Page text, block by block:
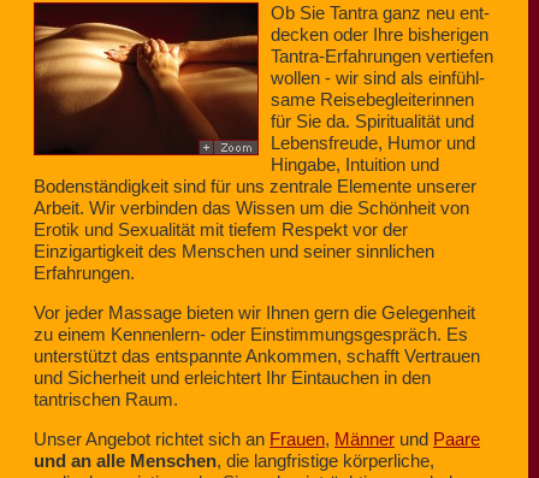
Ob Sie Tantra ganz neu ent­
decken oder Ihre bisherigen
Tantra-Erfahrungen vertiefen
wollen - wir sind als einfühl­
same Reise­be­glei­ter­innen
für Sie da. Spiritualität und
Lebensfreude, Humor und
Hingabe, Intuition und
Bodenständigkeit sind für uns zentrale Elemente unserer
Arbeit. Wir verbinden das Wissen um die Schönheit von
Erotik und Sexualität mit tiefem Respekt vor der
Einzigartigkeit des Menschen und seiner sinnlichen
Erfahrungen.
Vor jeder Massage bieten wir Ihnen gern die Gelegenheit
zu einem Kennenlern- oder Einstimmungsgespräch. Es
unterstützt das entspannte Ankommen, schafft Vertrauen
und Sicherheit und erleichtert Ihr Eintauchen in den
tantrischen Raum.
Unser Angebot richtet sich an Frauen, Männer und Paare
und an alle Menschen, die langfristige körperliche,